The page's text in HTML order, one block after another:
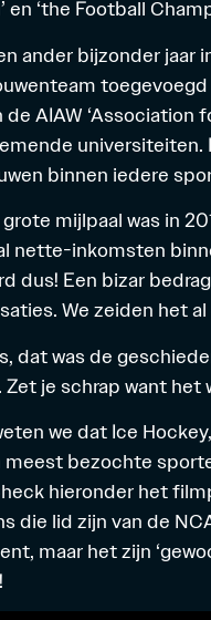
en ‘the Football
ander bijzonder jaar
AIAW
universiteiten.
binnen iedere
mijlpaal was in
nette-inkomsten
dus! Een bizar
We zeiden het
dat was de
Zet je schrap want
we dat Ice
bezochte
hieronder het
die lid zijn van de
maar het zijn